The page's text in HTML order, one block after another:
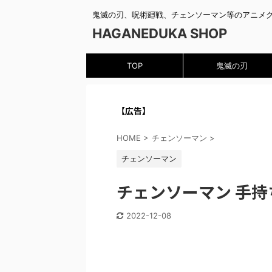
鬼滅の刃、呪術廻戦、チェンソーマン等のアニメ
HAGANEDUKA SHOP
TOP 鬼滅の刃
【広告】
HOME > チェンソーマン >
チェンソーマン
チェンソーマン 手
2022-12-08